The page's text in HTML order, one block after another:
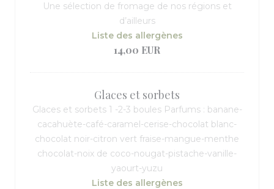
Une sélection de fromage de nos régions et
d’ailleurs
Liste des allergènes
14,00 EUR
Glaces et sorbets
Glaces et sorbets 1 -2-3 boules Parfums : banane-
cacahuète-café-caramel-cerise-chocolat blanc-
chocolat noir-citron vert fraise-mangue-menthe
chocolat-noix de coco-nougat-pistache-vanille-
yaourt-yuzu
Liste des allergènes